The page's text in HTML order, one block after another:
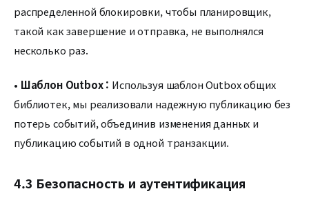
распределенной блокировки, чтобы планировщик,
такой как завершение и отправка, не выполнялся
несколько раз.
• Шаблон Outbox : Используя шаблон Outbox общих
библиотек, мы реализовали надежную публикацию без
потерь событий, объединив изменения данных и
публикацию событий в одной транзакции.
4.3 Безопасность и аутентификация